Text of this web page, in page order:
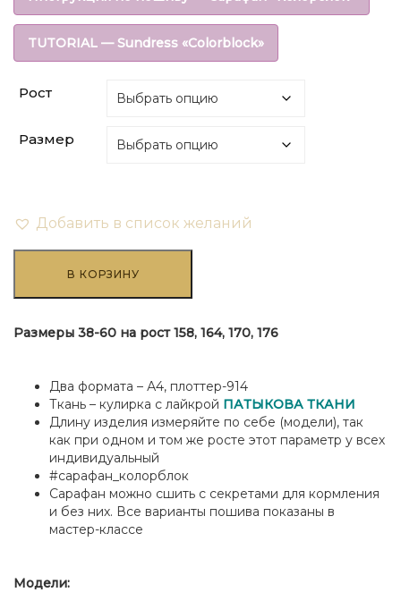
составляла
₽270.00.
₽108.00.
TUTORIAL — Sundress «Colorblock»
Рост
Размер
Добавить в список желаний
Сарафан
В КОРЗИНУ
Размеры 38-60 на рост 158, 164, 170, 176
Два формата – А4, плоттер-914
Ткань – кулирка с лайкрой ПАТЫКОВА ТКАНИ
Длину изделия измеряйте по себе (модели), так
как при одном и том же росте этот параметр у всех
индивидуальный
#сарафан_колорблок
Сарафан можно сшить с секретами для кормления
и без них. Все варианты пошива показаны в
мастер-классе
Модели: